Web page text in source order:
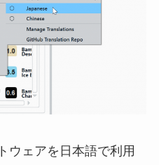
ウェアを日本語で利用